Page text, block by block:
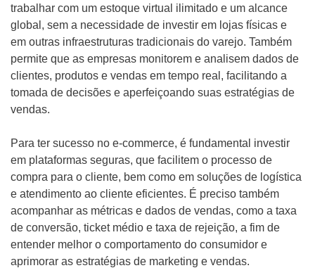
trabalhar com um estoque virtual ilimitado e um alcance
global, sem a necessidade de investir em lojas físicas e
em outras infraestruturas tradicionais do varejo. Também
permite que as empresas monitorem e analisem dados de
clientes, produtos e vendas em tempo real, facilitando a
tomada de decisões e aperfeiçoando suas estratégias de
vendas.
Para ter sucesso no e-commerce, é fundamental investir
em plataformas seguras, que facilitem o processo de
compra para o cliente, bem como em soluções de logística
e atendimento ao cliente eficientes. É preciso também
acompanhar as métricas e dados de vendas, como a taxa
de conversão, ticket médio e taxa de rejeição, a fim de
entender melhor o comportamento do consumidor e
aprimorar as estratégias de marketing e vendas.